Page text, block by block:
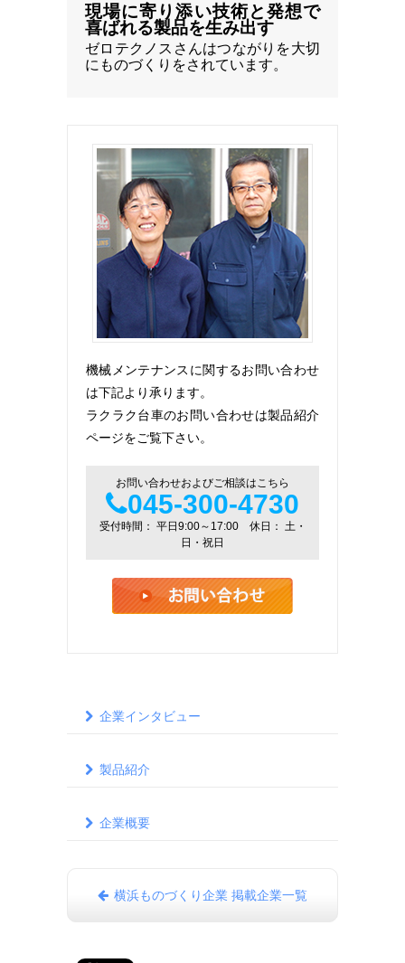
現場に寄り添い技術と発想で
喜ばれる製品を生み出す
ゼロテクノスさんはつながりを大切
にものづくりをされています。
機械メンテナンスに関するお問い合わせ
は下記より承ります。
ラクラク台車のお問い合わせは製品紹介
ページをご覧下さい。
お問い合わせおよびご相談はこちら
045-300-4730
受付時間： 平日9:00～17:00 休日： 土・
日・祝日
企業インタビュー
製品紹介
企業概要
横浜ものづくり企業 掲載企業一覧